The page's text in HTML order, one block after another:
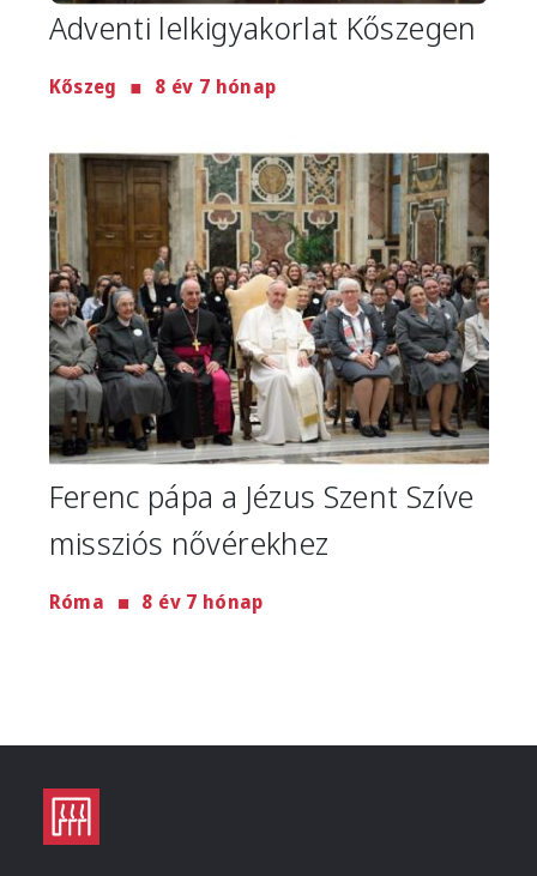
Adventi lelkigyakorlat Kőszegen
Kőszeg 8 év 7 hónap
Image
Ferenc pápa a Jézus Szent Szíve
missziós nővérekhez
Róma 8 év 7 hónap